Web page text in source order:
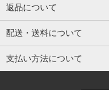
返品について
配送・送料について
支払い方法について